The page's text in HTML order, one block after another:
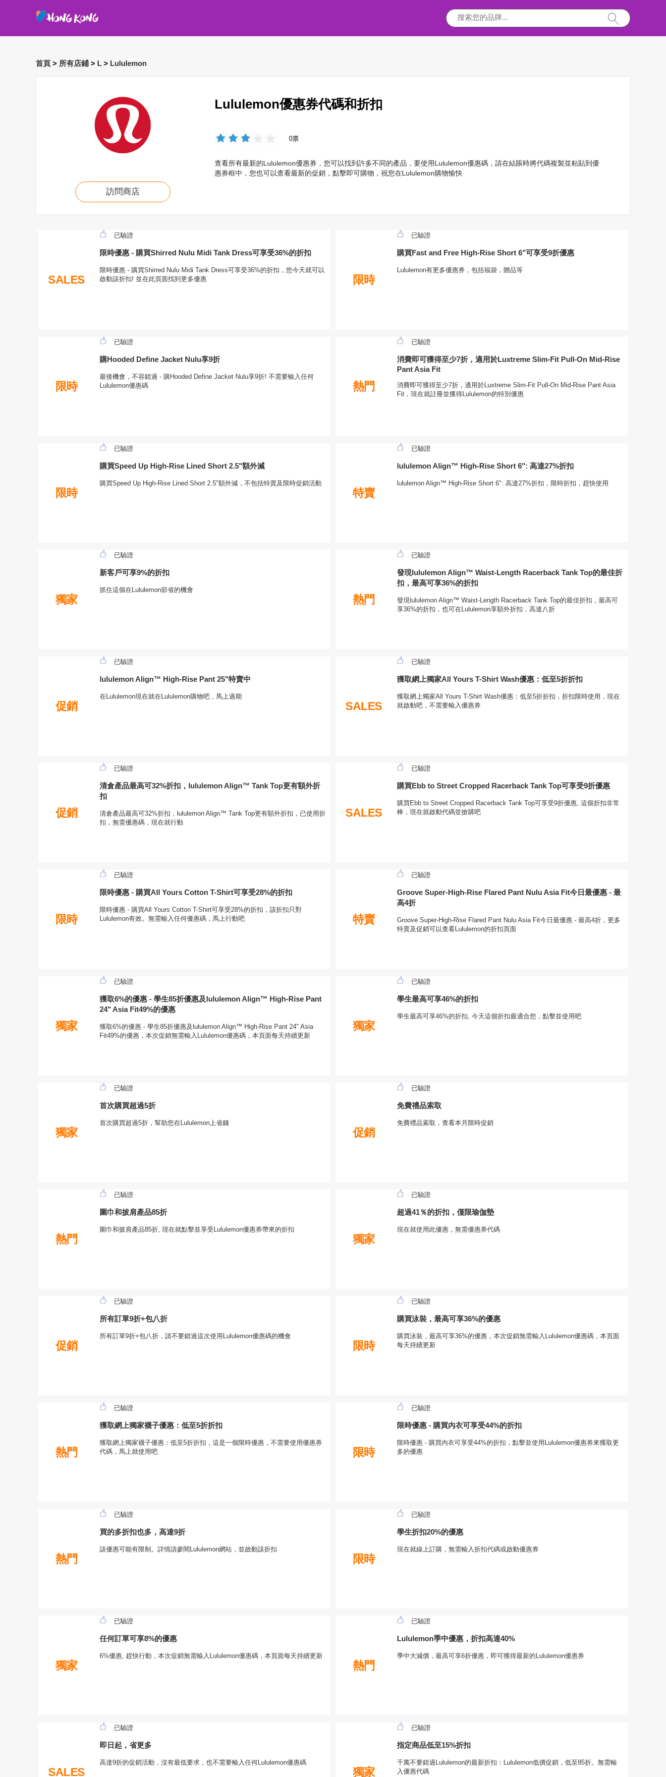
首頁 > 所有店鋪 > L > Lululemon
訪問商店
Lululemon優惠券代碼和折扣
0票
查看所有最新的Lululemon優惠券，您可以找到許多不同的產品，要使用Lululemon優惠碼，請在結賬時將代碼複製並粘貼到優
惠券框中，您也可以查看最新的促銷，點擊即可購物，祝您在Lululemon購物愉快
SALES
已驗證
限時優惠 - 購買Shirred Nulu Midi Tank Dress可享受36%的折扣
限時優惠 - 購買Shirred Nulu Midi Tank Dress可享受36%的折扣，您今天就可以
啟動該折扣! 並在此頁面找到更多優惠
限時
已驗證
購買Fast and Free High-Rise Short 6"可享受9折優惠
Lululemon有更多優惠券，包括福袋，贈品等
限時
已驗證
購Hooded Define Jacket Nulu享9折
最後機會，不容錯過 - 購Hooded Define Jacket Nulu享9折! 不需要輸入任何
Lululemon優惠碼
熱門
已驗證
消費即可獲得至少7折，適用於Luxtreme Slim-Fit Pull-On Mid-Rise
Pant Asia Fit
消費即可獲得至少7折，適用於Luxtreme Slim-Fit Pull-On Mid-Rise Pant Asia
Fit，現在就註冊並獲得Lululemon的特別優惠
限時
已驗證
購買Speed Up High-Rise Lined Short 2.5"額外減
購買Speed Up High-Rise Lined Short 2.5"額外減，不包括特賣及限時促銷活動
特賣
已驗證
lululemon Align™ High-Rise Short 6": 高達27%折扣
lululemon Align™ High-Rise Short 6": 高達27%折扣，限時折扣，趕快使用
獨家
已驗證
新客戶可享9%的折扣
抓住這個在Lululemon節省的機會
熱門
已驗證
發現lululemon Align™ Waist-Length Racerback Tank Top的最佳折
扣，最高可享36%的折扣
發現lululemon Align™ Waist-Length Racerback Tank Top的最佳折扣，最高可
享36%的折扣，也可在Lululemon享額外折扣，高達八折
促銷
已驗證
lululemon Align™ High-Rise Pant 25"特賣中
在Lululemon現在就在Lululemon購物吧，馬上過期
SALES
已驗證
獲取網上獨家All Yours T-Shirt Wash優惠：低至5折折扣
獲取網上獨家All Yours T-Shirt Wash優惠：低至5折折扣，折扣限時使用，現在
就啟動吧，不需要輸入優惠券
促銷
已驗證
清倉產品最高可32%折扣，lululemon Align™ Tank Top更有額外折
扣
清倉產品最高可32%折扣，lululemon Align™ Tank Top更有額外折扣，已使用折
扣，無需優惠碼，現在就行動
SALES
已驗證
購買Ebb to Street Cropped Racerback Tank Top可享受9折優惠
購買Ebb to Street Cropped Racerback Tank Top可享受9折優惠, 這個折扣非常
棒，現在就啟動代碼並搶購吧
限時
已驗證
限時優惠 - 購買All Yours Cotton T-Shirt可享受28%的折扣
限時優惠 - 購買All Yours Cotton T-Shirt可享受28%的折扣，該折扣只對
Lululemon有效。無需輸入任何優惠碼，馬上行動吧
特賣
已驗證
Groove Super-High-Rise Flared Pant Nulu Asia Fit今日最優惠 - 最
高4折
Groove Super-High-Rise Flared Pant Nulu Asia Fit今日最優惠 - 最高4折，更多
特賣及促銷可以查看Lululemon的折扣頁面
獨家
已驗證
獲取6%的優惠 - 學生85折優惠及lululemon Align™ High-Rise Pant
24" Asia Fit49%的優惠
獲取6%的優惠 - 學生85折優惠及lululemon Align™ High-Rise Pant 24" Asia
Fit49%的優惠，本次促銷無需輸入Lululemon優惠碼，本頁面每天持續更新
獨家
已驗證
學生最高可享46%的折扣
學生最高可享46%的折扣, 今天這個折扣最適合您，點擊並使用吧
獨家
已驗證
首次購買超過5折
首次購買超過5折，幫助您在Lululemon上省錢
促銷
已驗證
免費禮品索取
免費禮品索取，查看本月限時促銷
熱門
已驗證
圍巾和披肩產品85折
圍巾和披肩產品85折, 現在就點擊並享受Lululemon優惠券帶來的折扣
獨家
已驗證
超過41％的折扣，僅限瑜伽墊
現在就使用此優惠，無需優惠券代碼
促銷
已驗證
所有訂單9折+包八折
所有訂單9折+包八折，請不要錯過這次使用Lululemon優惠碼的機會
限時
已驗證
購買泳裝，最高可享36%的優惠
購買泳裝，最高可享36%的優惠，本次促銷無需輸入Lululemon優惠碼，本頁面
每天持續更新
熱門
已驗證
獲取網上獨家襪子優惠：低至5折折扣
獲取網上獨家襪子優惠：低至5折折扣，這是一個限時優惠，不需要使用優惠券
代碼，馬上就使用吧
限時
已驗證
限時優惠 - 購買內衣可享受44%的折扣
限時優惠 - 購買內衣可享受44%的折扣，點擊並使用Lululemon優惠券來獲取更
多的優惠
熱門
已驗證
買的多折扣也多，高達9折
該優惠可能有限制。詳情請參閱Lululemon網站，並啟動該折扣
限時
已驗證
學生折扣20%的優惠
現在就線上訂購，無需輸入折扣代碼或啟動優惠券
獨家
已驗證
任何訂單可享8%的優惠
6%優惠, 趕快行動，本次促銷無需輸入Lululemon優惠碼，本頁面每天持續更新
熱門
已驗證
Lululemon季中優惠，折扣高達40%
季中大減價，最高可享6折優惠，即可獲得最新的Lululemon優惠券
SALES
已驗證
即日起，省更多
高達9折的促銷活動，沒有最低要求，也不需要輸入任何Lululemon優惠碼
獨家
已驗證
指定商品低至15%折扣
千萬不要錯過Lululemon的最新折扣：Lululemon低價促銷，低至85折。無需輸
入優惠代碼